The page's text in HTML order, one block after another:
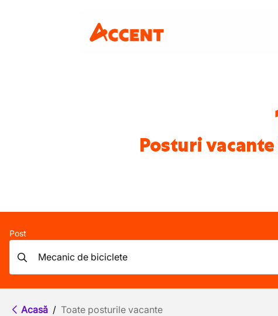
Posturi
Post
Acasă / Toate posturile vacante